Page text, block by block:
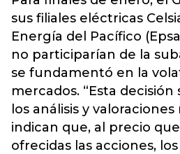
sus filiales eléctricas
Energía del Pacífico
no participarían de la
se fundamentó en la
mercados. “Esta
los análisis y
indican que, al precio
ofrecidas las acciones,